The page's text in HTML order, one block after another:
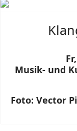
Musik- und
Foto: Vector